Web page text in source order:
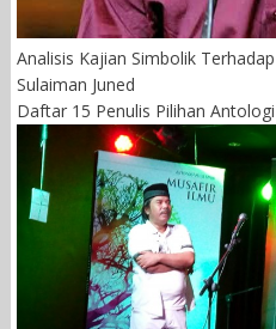
Analisis Kajian Simbolik
Sulaiman Juned
Daftar 15 Penulis Pilihan